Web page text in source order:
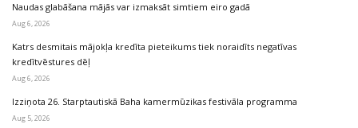
Naudas glabāšana mājās var izmaksāt simtiem eiro gadā
Aug 6, 2026
Katrs desmitais mājokļa kredīta pieteikums tiek noraidīts negatīvas
kredītvēstures dēļ
Aug 6, 2026
Izziņota 26. Starptautiskā Baha kamermūzikas festivāla programma
Aug 5, 2026